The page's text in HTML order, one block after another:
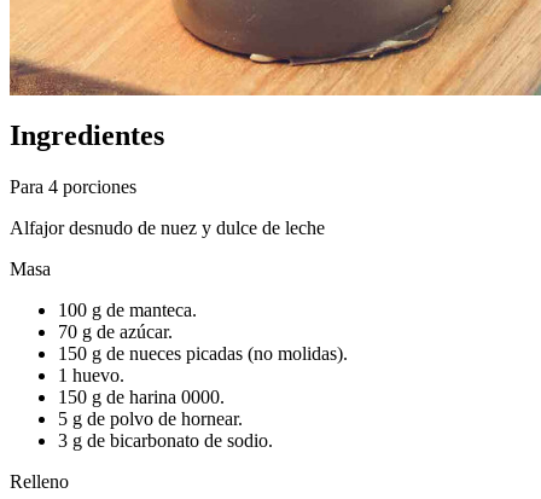
Ingredientes
Para 4 porciones
Alfajor desnudo de nuez y dulce de leche
Masa
100 g de manteca.
70 g de azúcar.
150 g de nueces picadas (no molidas).
1 huevo.
150 g de harina 0000.
5 g de polvo de hornear.
3 g de bicarbonato de sodio.
Relleno